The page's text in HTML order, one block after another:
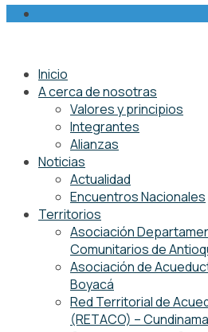
Inicio
A cerca de nosotras
Valores y principios
Integrantes
Alianzas
Noticias
Actualidad
Encuentros Nacionales
Territorios
Asociación
Comunitarios de
Asociación de
Boyacá
Red Territorial de
(RETACO) –